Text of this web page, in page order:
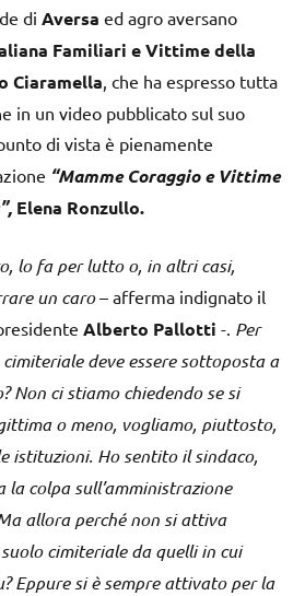
di Aversa ed agro aversano
Familiari e Vittime della
Ciaramella, che ha espresso tutta
in un video pubblicato sul suo
di vista è pienamente
“Mamme Coraggio e Vittime
Elena Ronzullo.
lo fa per lutto o, in altri casi,
un caro– afferma indignato il
Alberto Pallotti -. Per
deve essere sottoposta a
Non ci stiamo chiedendo se si
o meno, vogliamo, piuttosto,
istituzioni. Ho sentito il sindaco,
colpa sull’amministrazione
allora perché non si attiva
cimiteriale da quelli in cui
Eppure si è sempre attivato per la